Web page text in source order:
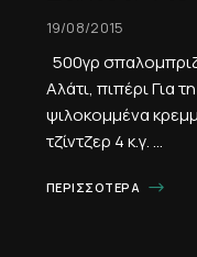
19/08/2015
500γρ
Αλάτι, πιπέρι Για
ψιλοκομμένα
τζίντζερ 4 κ.γ. …
ΠΕΡΙΣΣΌΤΕΡΑ